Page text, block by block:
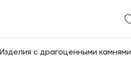
Изделия с драгоценными камнями